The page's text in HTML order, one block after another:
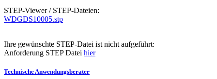
STEP-Viewer / STEP-Dateien:
WDGDS10005.stp
Ihre gewünschte STEP-Datei ist nicht aufgeführt:
Anforderung STEP Datei hier
Technische Anwendungsberater